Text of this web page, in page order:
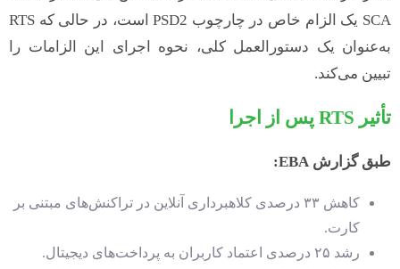
SCA یک الزام خاص در چارچوب PSD2 است، در حالی که RTS
به‌عنوان یک دستورالعمل کلی، نحوه اجرای این الزامات را
تبیین می‌کند.
تأثیر RTS پس از اجرا
طبق گزارش EBA:
کاهش ۳۳ درصدی کلاهبرداری آنلاین در تراکنش‌های مبتنی بر
کارت.
رشد ۲۵ درصدی اعتماد کاربران به پرداخت‌های دیجیتال.